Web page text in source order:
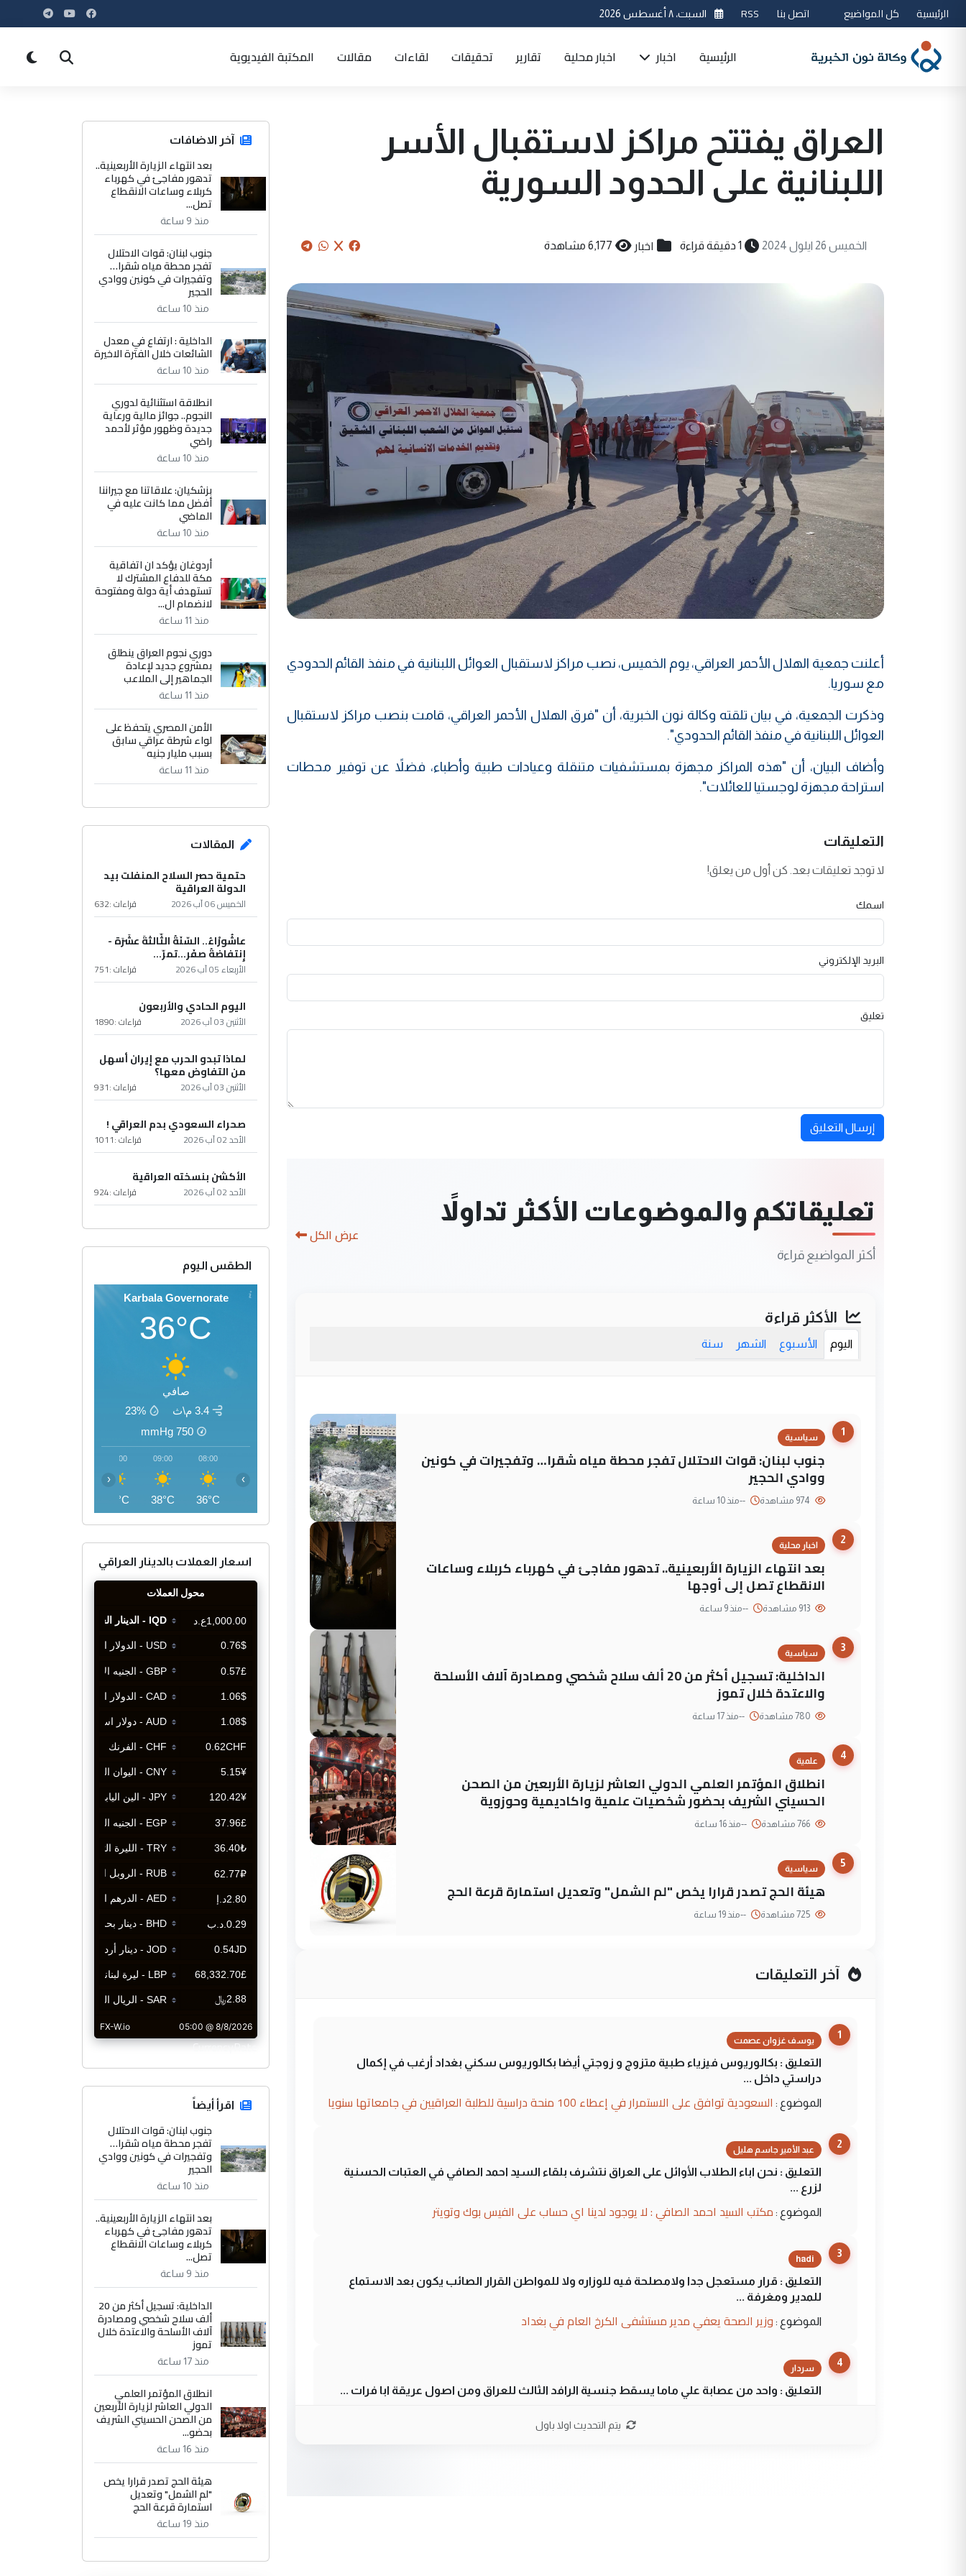
الرئيسية كل المواضيع اتصل بنا RSS السبت، ٨ أغسطس 2026
الرئيسية اخبار اخبار محلية تقارير تحقيقات لقاءات مقالات المكتبة الفيديوية
العراق يفتتح مراكز لاستقبال الأسر
اللبنانية على الحدود السورية
الخميس 26 ايلول 2024 1 دقيقة قراءة اخبار 6,177 مشاهدة
أعلنت جمعية الهلال الأحمر العراقي، يوم الخميس، نصب مراكز لاستقبال العوائل اللبنانية في منفذ القائم الحدودي
مع سوريا.
وذكرت الجمعية، في بيان تلقته وكالة نون الخبرية، أن "فرق الهلال الأحمر العراقي، قامت بنصب مراكز لاستقبال
العوائل اللبنانية في منفذ القائم الحدودي".
وأضاف البيان، أن "هذه المراكز مجهزة بمستشفيات متنقلة وعيادات طبية وأطباء، فضلاً عن توفير محطات
استراحة مجهزة لوجستيا للعائلات".
التعليقات
لا توجد تعليقات بعد. كن أول من يعلق!
اسمك
البريد الإلكتروني
تعليق
إرسال التعليق
تعليقاتكم والموضوعات الأكثر تداولاً
أكثر المواضيع قراءة
عرض الكل
الأكثر قراءة
اليوم الأسبوع الشهر سنة
1
سياسية
جنوب لبنان: قوات الاحتلال تفجر محطة مياه شقرا… وتفجيرات في كونين
ووادي الحجير
--منذ 10 ساعة
2
اخبار محلية
بعد انتهاء الزيارة الأربعينية.. تدهور مفاجئ في كهرباء كربلاء وساعات
الانقطاع تصل إلى أوجها
--منذ 9 ساعة
3
سياسية
الداخلية: تسجيل أكثر من 20 ألف سلاح شخصي ومصادرة آلاف الأسلحة
والاعتدة خلال تموز
--منذ 17 ساعة
4
علمية
انطلاق المؤتمر العلمي الدولي العاشر لزيارة الأربعين من الصحن
الحسيني الشريف بحضور شخصيات علمية واكاديمية وحوزوية
--منذ 16 ساعة
5
سياسية
هيئة الحج تصدر قرارا يخص "لم الشمل" وتعديل استمارة قرعة الحج
--منذ 19 ساعة
آخر التعليقات
1
يوسف غزوان عصمت
التعليق : بكالوريوس فيزياء طبية متزوج و زوجتي أيضا بكالوريوس سكني بغداد أرغب في إكمال
دراستي داخل ...
الموضوع : السعودية توافق على الاستمرار في إعطاء 100 منحة دراسية للطلبة العراقيين في جامعاتها سنويا
2
عبد الأمير جاسم هليل
التعليق : نحن اباء الطلاب الأوائل على العراق نتشرف بلقاء السيد احمد الصافي في العتبات الحسنية
لزرع ...
الموضوع : مكتب السيد احمد الصافي : لا يوجود لدينا اي حساب على الفيس بوك وتويتر
3
hadi
التعليق : قرار مستعجل جدا ولامصلحة فيه للوزاره ولا للمواطن القرار الصائب يكون بعد الاستماع
للمدير ومغرفة ...
الموضوع : وزير الصحة يعفي مدير مستشفى الكرخ العام في بغداد
4
سردار
التعليق : واحد من عصابة علي ماما يسقط جنسية الرافد الثالث للعراق ومن اصول عريقة ابا فرات ...
الجواهري يرد على صدام حسين سل مضجعيك يابن الزنا (نص كامل)
يتم التحديث اولا باول
آخر الاضافات
بعد انتهاء الزيارة الأربعينية..
تدهور مفاجئ في كهرباء
كربلاء وساعات الانقطاع
تصل...
منذ 9 ساعة
جنوب لبنان: قوات الاحتلال
تفجر محطة مياه شقرا…
وتفجيرات في كونين ووادي
الحجير
منذ 10 ساعة
الداخلية : ارتفاع في معدل
الشائعات خلال الفترة الاخيرة
منذ 10 ساعة
انطلاقة استثنائية لدوري
النجوم.. جوائز مالية ورعاية
جديدة وظهور مؤثر لأحمد
راضي
منذ 10 ساعة
بزشكيان: علاقاتنا مع جيراننا
أفضل مما كانت عليه في
الماضي
منذ 10 ساعة
أردوغان يؤكد ان اتفاقية
مكة للدفاع المشترك لا
تستهدف أية دولة ومفتوحة
لانضمام ال...
منذ 11 ساعة
دوري نجوم العراق ينطلق
بمشروع جديد لإعادة
الجماهير إلى الملاعب
منذ 11 ساعة
الأمن المصري يتحفظ على
لواء شرطة عراقي سابق
بسبب مليار جنيه
منذ 11 ساعة
المقالات
حتمية حصر السلاح المنفلت بيد
الدولة العراقية
الخميس 06 آب 2026 قراءات :632
عاشُورْاءُ.. السّنَةُ الثّالثةَ عشَرَة -
إِنتفاضةُ صفَر…تمرّ...
الأربعاء 05 آب 2026 قراءات :751
اليوم الحادي والأربعون
الأثنين 03 آب 2026 قراءات :1890
لماذا تبدو الحرب مع إيران أسهل
من التفاوض معها؟
الأثنين 03 آب 2026 قراءات :931
صحراء السعودي بدم العراقي !
الأحد 02 آب 2026 قراءات :1011
الأكشن بنسخته العراقية
الأحد 02 آب 2026 قراءات :924
الطقس اليوم
Karbala Governorate
36°C
صافي
3.4 م\ث
23%
750
mmHg
08:00
36°C
09:00
38°C
10:00
41°C
‹ ›
اسعار العملات بالدينار العراقي
CurrencyRate
اقرأ أيضاً
جنوب لبنان: قوات الاحتلال
تفجر محطة مياه شقرا…
وتفجيرات في كونين ووادي
الحجير
منذ 10 ساعة
بعد انتهاء الزيارة الأربعينية..
تدهور مفاجئ في كهرباء
كربلاء وساعات الانقطاع
تصل...
منذ 9 ساعة
الداخلية: تسجيل أكثر من 20
ألف سلاح شخصي ومصادرة
آلاف الأسلحة والاعتدة خلال
تموز
منذ 17 ساعة
انطلاق المؤتمر العلمي
الدولي العاشر لزيارة الأربعين
من الصحن الحسيني الشريف
بحضو...
منذ 16 ساعة
هيئة الحج تصدر قرارا يخص
"لم الشمل" وتعديل
استمارة قرعة الحج
منذ 19 ساعة